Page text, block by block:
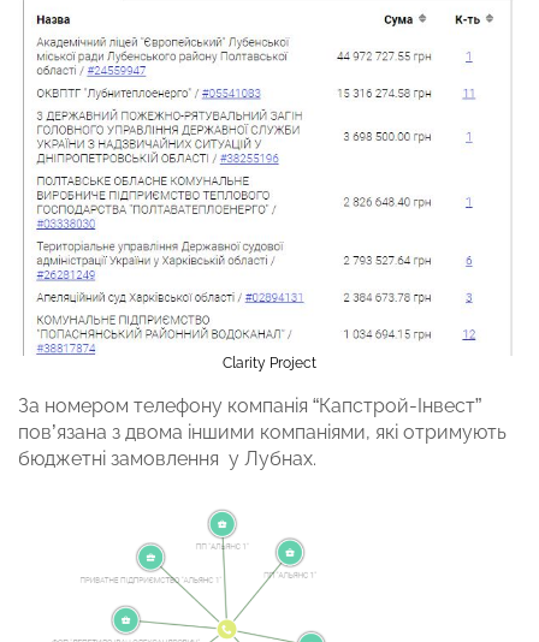
Clarity Project
За номером телефону компанія “Капстрой-Інвест”
пов’язана з двома іншими компаніями, які отримують
бюджетні замовлення у Лубнах.